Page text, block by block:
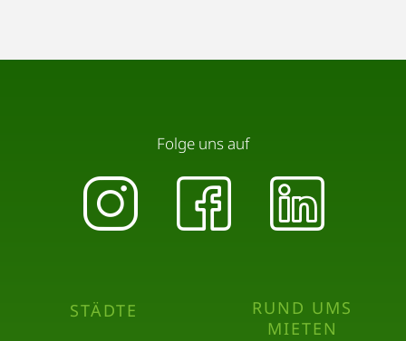
STÄDTE
RUND UMS
MIETEN
Folge uns auf